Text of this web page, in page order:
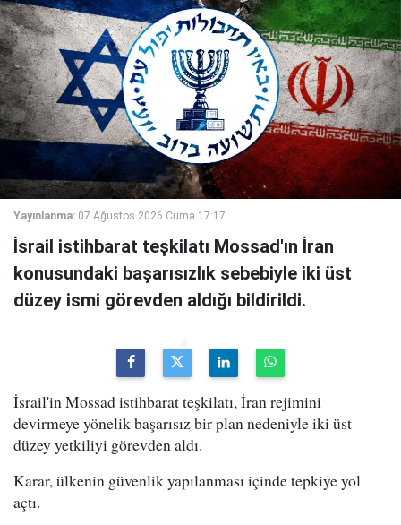
Yayınlanma: 07 Ağustos 2026 Cuma 17:17
İsrail istihbarat teşkilatı Mossad'ın İran
konusundaki başarısızlık sebebiyle iki üst
düzey ismi görevden aldığı bildirildi.
İsrail'in Mossad istihbarat teşkilatı, İran rejimini
devirmeye yönelik başarısız bir plan nedeniyle iki üst
düzey yetkiliyi görevden aldı.
Karar, ülkenin güvenlik yapılanması içinde tepkiye yol
açtı.